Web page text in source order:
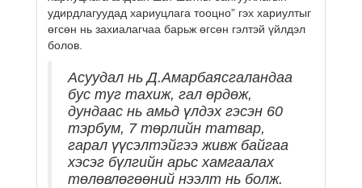
удирдлагуудад хариуцлага тооцно” гэх хариултыг
өгсөн нь захиалагчаа барьж өгсөн гэлтэй үйлдэл
болов.
Асуудал нь Д.Амарбаясгаландаа
бус туг тахиж, гал өрдөж,
дундаас нь амьд үлдэх гэсэн 60
тэрбум, 7 төрлийн татвар,
гарал үүсэлтэйгээ живж байгаа
хэсэг бүлгийн арьс хамгаалах
төлөвлөгөөний нээлт нь болж.